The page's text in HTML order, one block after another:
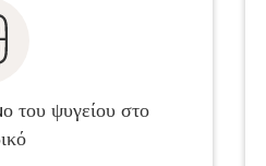
του ψυγείου στο
дополнительную плату
разгрузит продукты и